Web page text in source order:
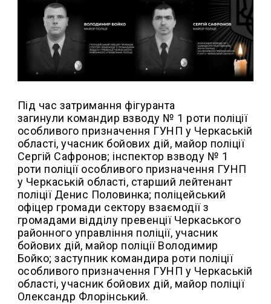
Під час затримання фігуранта
загинули командир взводу № 1 роти поліції
особливого призначення ГУНП у Черкаській
області, учасник бойових дій, майор поліції
Сергій Сафронов; інспектор взводу № 1
роти поліції особливого призначення ГУНП
у Черкаській області, старший лейтенант
поліції Денис Половинка; поліцейський
офіцер громади сектору взаємодії з
громадами відділу превенції Черкаського
районного управління поліції, учасник
бойових дій, майор поліції Володимир
Бойко; заступник командира роти поліції
особливого призначення ГУНП у Черкаській
області, учасник бойових дій, майор поліції
Олександр Флорінський.